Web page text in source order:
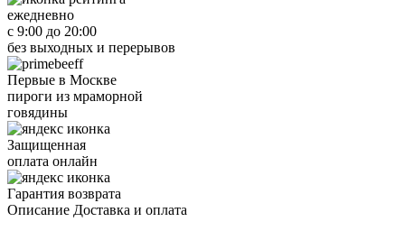
ежедневно
с 9:00 до 20:00
без выходных и перерывов
Первые в Москве
пироги из мраморной
говядины
Защищенная
оплата онлайн
Гарантия возврата
Описание Доставка и оплата